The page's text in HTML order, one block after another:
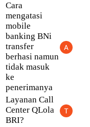
Cara
mengatasi
mobile
banking BNi
transfer
berhasi namun
tidak masuk
ke
penerimanya
Layanan Call
Center QLola
BRI?